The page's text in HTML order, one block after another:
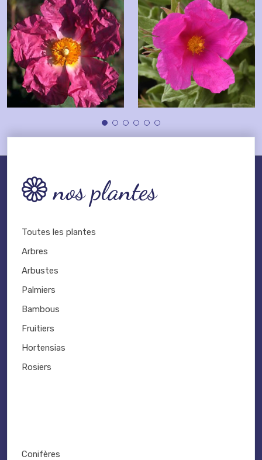
nos plantes
Toutes les plantes
Arbres
Arbustes
Palmiers
Bambous
Fruitiers
Hortensias
Rosiers
Conifères